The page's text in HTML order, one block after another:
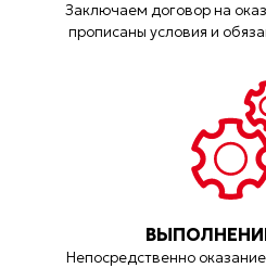
Заключаем договор на
прописаны условия и
Непосредственно